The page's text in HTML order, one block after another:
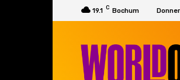
19.1 C Bochum